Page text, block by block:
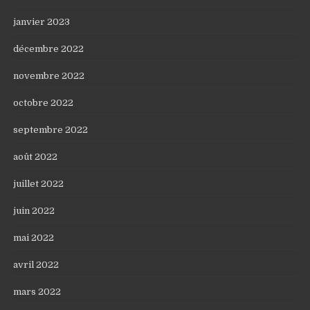
janvier 2023
décembre 2022
novembre 2022
octobre 2022
septembre 2022
août 2022
juillet 2022
juin 2022
mai 2022
avril 2022
mars 2022